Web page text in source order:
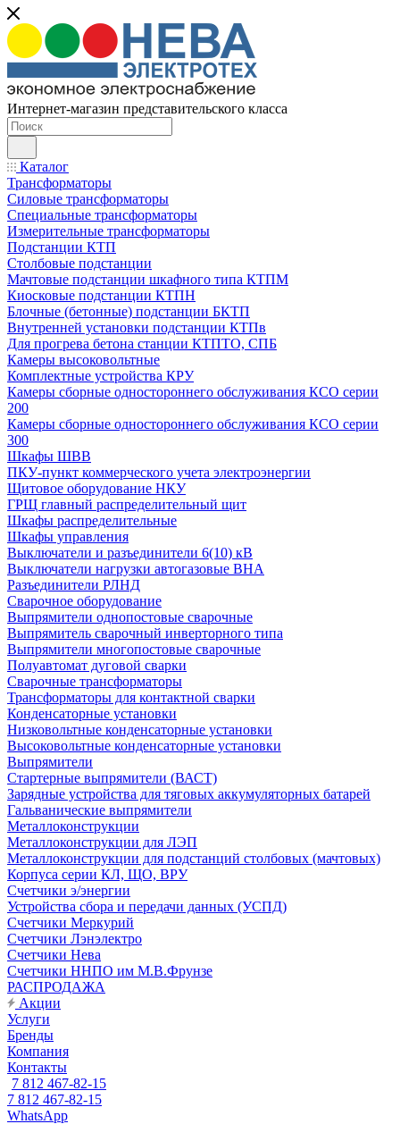
Интернет-магазин представительского класса
Каталог
Трансформаторы
Силовые трансформаторы
Специальные трансформаторы
Измерительные трансформаторы
Подстанции КТП
Столбовые подстанции
Мачтовые подстанции шкафного типа КТПМ
Киосковые подстанции КТПН
Блочные (бетонные) подстанции БКТП
Внутренней установки подстанции КТПв
Для прогрева бетона станции КТПТО, СПБ
Камеры высоковольтные
Комплектные устройства КРУ
Камеры сборные одностороннего обслуживания КСО серии
200
Камеры сборные одностороннего обслуживания КСО серии
300
Шкафы ШВВ
ПКУ-пункт коммерческого учета электроэнергии
Щитовое оборудование НКУ
ГРЩ главный распределительный щит
Шкафы распределительные
Шкафы управления
Выключатели и разъединители 6(10) кВ
Выключатели нагрузки автогазовые ВНА
Разъединители РЛНД
Сварочное оборудование
Выпрямители однопостовые сварочные
Выпрямитель сварочный инверторного типа
Выпрямители многопостовые сварочные
Полуавтомат дуговой сварки
Сварочные трансформаторы
Трансформаторы для контактной сварки
Конденсаторные установки
Низковольтные конденсаторные установки
Высоковольтные конденсаторные установки
Выпрямители
Стартерные выпрямители (ВАСТ)
Зарядные устройства для тяговых аккумуляторных батарей
Гальванические выпрямители
Металлоконструкции
Металлоконструкции для ЛЭП
Металлоконструкции для подстанций столбовых (мачтовых)
Корпуса серии КЛ, ЩО, ВРУ
Счетчики э/энергии
Устройства сбора и передачи данных (УСПД)
Счетчики Меркурий
Счетчики Лэнэлектро
Счетчики Нева
Счетчики ННПО им М.В.Фрунзе
РАСПРОДАЖА
Акции
Услуги
Бренды
Компания
Контакты
7 812 467-82-15
7 812 467-82-15
WhatsApp